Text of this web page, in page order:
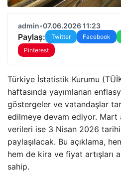
admin•07.06.2026 11:23
Paylaş: Twitter Facebook
Pinterest
Türkiye İstatistik Kurumu
haftasında yayımlanan
göstergeler ve vatandaşlar
edilmeye devam ediyor. Mart
verileri ise 3 Nisan 2026
paylaşılacak. Bu açıklama,
hem de kira ve fiyat artışları
sahip.